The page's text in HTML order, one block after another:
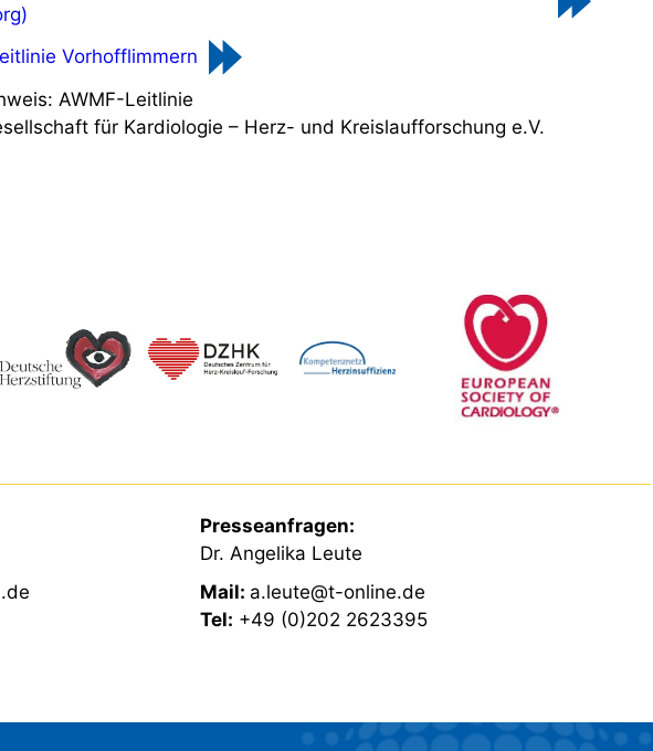
Vorhofflimmern
AWMF-Leitlinie
für Kardiologie – Herz- und Kreislaufforschung e.V.
Presseanfragen:
Dr. Angelika Leute
Mail: a.leute@t-online.de
Tel: +49 (0)202 2623395